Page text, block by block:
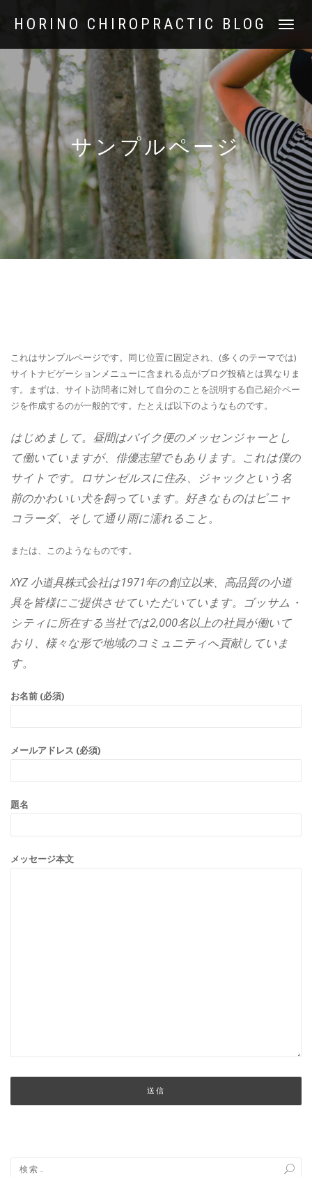
HORINO CHIROPRACTIC BLOG
ナ
ゲ
ー
シ
ョ
ン
を
切
り
替
え
サンプルページ
これはサンプルページです。同じ位置に固定され、(多くのテーマでは)
サイトナビゲーションメニューに含まれる点がブログ投稿とは異なりま
す。まずは、サイト訪問者に対して自分のことを説明する自己紹介ペー
ジを作成するのが一般的です。たとえば以下のようなものです。
はじめまして。昼間はバイク便のメッセンジャーとし
て働いていますが、俳優志望でもあります。これは僕の
サイトです。ロサンゼルスに住み、ジャックという名
前のかわいい犬を飼っています。好きなものはピニャ
コラーダ、そして通り雨に濡れること。
または、このようなものです。
XYZ 小道具株式会社は1971年の創立以来、高品質の小道
具を皆様にご提供させていただいています。ゴッサム・
シティに所在する当社では2,000名以上の社員が働いて
おり、様々な形で地域のコミュニティへ貢献していま
す。
お名前 (必須)
メールアドレス (必須)
題名
メッセージ本文